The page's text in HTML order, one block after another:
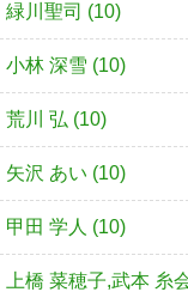
緑川聖司 (10)
小林 深雪 (10)
荒川 弘 (10)
矢沢 あい (10)
甲田 学人 (10)
上橋 菜穂子,武本 糸